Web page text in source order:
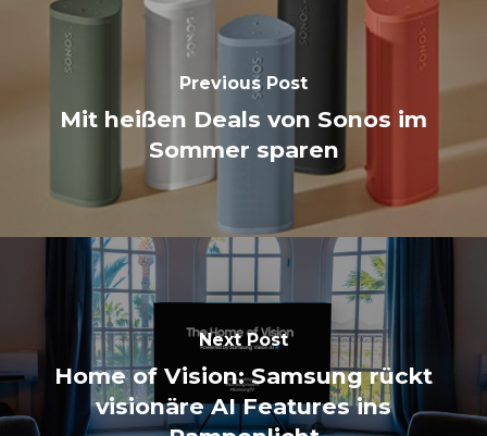
Previous Post
Mit heißen Deals von Sonos im
Sommer sparen
Next Post
Home of Vision: Samsung rückt
visionäre AI Features ins